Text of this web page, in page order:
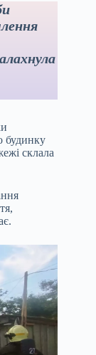
будинку
склала